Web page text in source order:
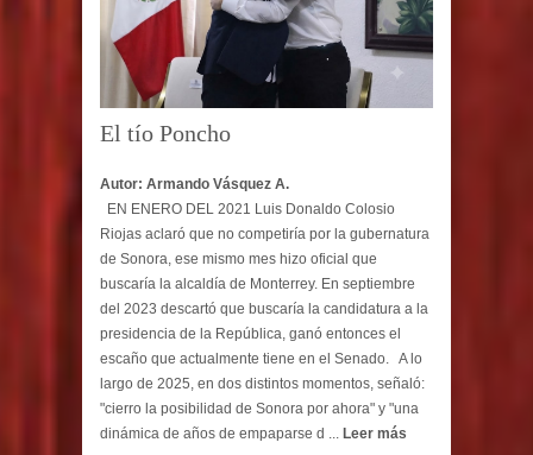
El tío Poncho
Autor: Armando Vásquez A.
EN ENERO DEL 2021 Luis Donaldo Colosio
Riojas aclaró que no competiría por la gubernatura
de Sonora, ese mismo mes hizo oficial que
buscaría la alcaldía de Monterrey. En septiembre
del 2023 descartó que buscaría la candidatura a la
presidencia de la República, ganó entonces el
escaño que actualmente tiene en el Senado. A lo
largo de 2025, en dos distintos momentos, señaló:
"cierro la posibilidad de Sonora por ahora" y "una
dinámica de años de empaparse d ... Leer más